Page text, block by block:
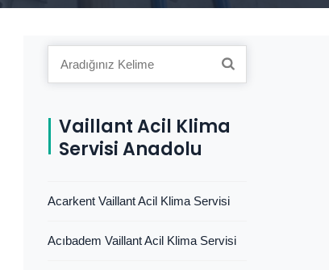
Vaillant Acil Klima
Servisi Anadolu
Acarkent Vaillant Acil Klima Servisi
Acıbadem Vaillant Acil Klima Servisi